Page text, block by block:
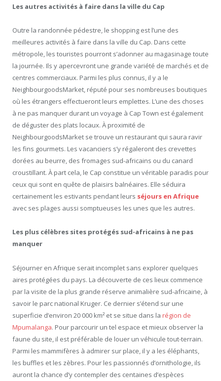
Les autres activités à faire dans la ville du Cap
Outre la randonnée pédestre, le shopping est l’une des
meilleures activités à faire dans la ville du Cap. Dans cette
métropole, les touristes pourront s’adonner au magasinage toute
la journée. Ils y apercevront une grande variété de marchés et de
centres commerciaux. Parmi les plus connus, il y a le
NeighbourgoodsMarket, réputé pour ses nombreuses boutiques
où les étrangers effectueront leurs emplettes. L’une des choses
à ne pas manquer durant un voyage à Cap Town est également
de déguster des plats locaux. À proximité de
NeighbourgoodsMarket se trouve un restaurant qui saura ravir
les fins gourmets. Les vacanciers s’y régaleront des crevettes
dorées au beurre, des fromages sud-africains ou du canard
croustillant. À part cela, le Cap constitue un véritable paradis pour
ceux qui sont en quête de plaisirs balnéaires. Elle séduira
certainement les estivants pendant leurs séjours en Afrique
avec ses plages aussi somptueuses les unes que les autres.
Les plus célèbres sites protégés sud-africains à ne pas
manquer
Séjourner en Afrique serait incomplet sans explorer quelques
aires protégées du pays. La découverte de ces lieux commence
par la visite de la plus grande réserve animalière sud-africaine, à
savoir le parc national Kruger. Ce dernier s’étend sur une
superficie d’environ 20 000 km² et se situe dans la région de
Mpumalanga. Pour parcourir un tel espace et mieux observer la
faune du site, il est préférable de louer un véhicule tout-terrain.
Parmi les mammifères à admirer sur place, il y a les éléphants,
les buffles et les zèbres. Pour les passionnés d’ornithologie, ils
auront la chance d’y contempler des centaines d’espèces